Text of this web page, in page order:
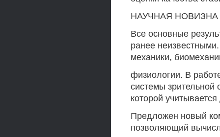
НАУЧНАЯ
Все основные
ранее
механики,
физиологии. В
системы зрительной
которой
Предложен новый
позволяющий